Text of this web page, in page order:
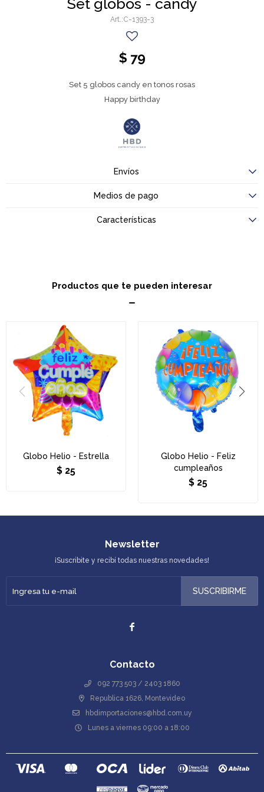
Set globos - candy
C-1393-3
$ 79
Set 5 globos candy en tonos rosas
Happy birthday
Envíos
Medios de pago
Características
Productos que te pueden interesar
Globo Helio - Estrella
$ 25
Globo Helio - Feliz
cumpleaños
$ 25
Contacto
092 773 503 / 2403 1860
Republica 1626, Montevideo
hbdimportaciones@hbd.com.uy
Lunes a viernes 09:00 a 18:00
Newsletter
¡Suscribite y recibí todas nuestras novedades!
SUSCRIBIRME
